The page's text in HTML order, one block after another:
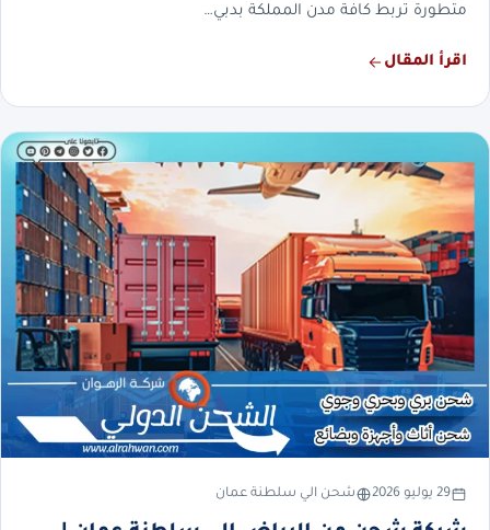
متطورة تربط كافة مدن المملكة بدبي…
اقرأ المقال
29 يوليو 2026 شحن الي سلطنة عمان